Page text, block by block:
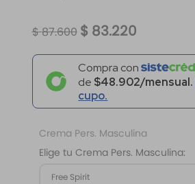
$87.600 $ 83.220
Compra con
de $48.902/mensual.
cupo.
Crema Pers. Masculina
Elige tu Crema Pers. Masculina:
Free Spirit